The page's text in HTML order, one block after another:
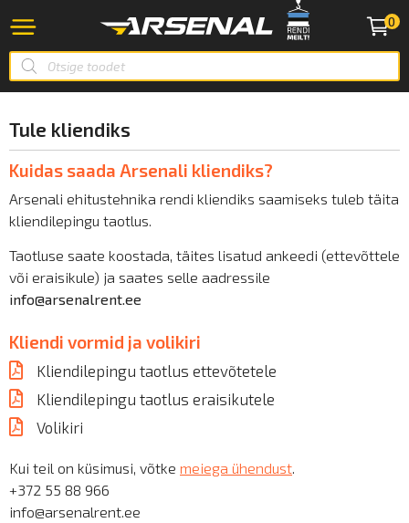
0
Tule kliendiks
Kuidas saada Arsenali kliendiks?
Arsenali ehitustehnika rendi kliendiks saamiseks tuleb täita
kliendilepingu taotlus.
Taotluse saate koostada, täites lisatud ankeedi (ettevõttele
või eraisikule) ja saates selle aadressile
info@arsenalrent.ee
Kliendi vormid ja volikiri
Kliendilepingu taotlus ettevõtetele
Kliendilepingu taotlus eraisikutele
Volikiri
Kui teil on küsimusi, võtke meiega ühendust
+372 55 88 966
info@arsenalrent.ee